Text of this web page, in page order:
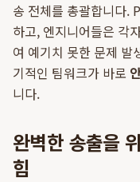
송 전체를 총괄합니다.
하고, 엔지니어들은 각
여 예기치 못한 문제 발
기적인 팀워크가 바로
니다.
완벽한 송출을
힘